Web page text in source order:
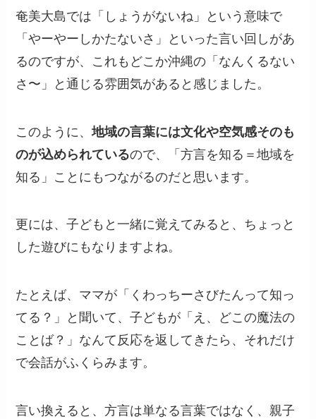
奄美大島では「しょうがないね」という意味で
「やーやーしかたないさ」といった言い回しがあ
るのですが、これもどこか沖縄の「なんくるない
さ〜」と通じる雰囲気があると感じました。
このように、地域の言葉には文化や空気感そのも
のが込められているので、「方言を知る＝地域を
知る」ことにもつながるのだと思います。
更には、子どもと一緒に覚えてみると、ちょっと
した遊びにもなりますよね。
たとえば、ママが「くわっちーさびたんって知っ
てる？」と聞いて、子どもが「え、どこの魔法の
ことば？」なんて反応を返してきたら、それだけ
で会話がふくらみます。
言い換えると、方言は単なる言葉ではなく、親子